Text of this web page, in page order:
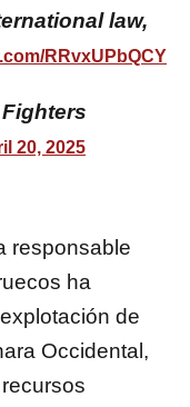
law,
RRvxUPbQCY
20, 2025
responsable
ha
de
Occidental,